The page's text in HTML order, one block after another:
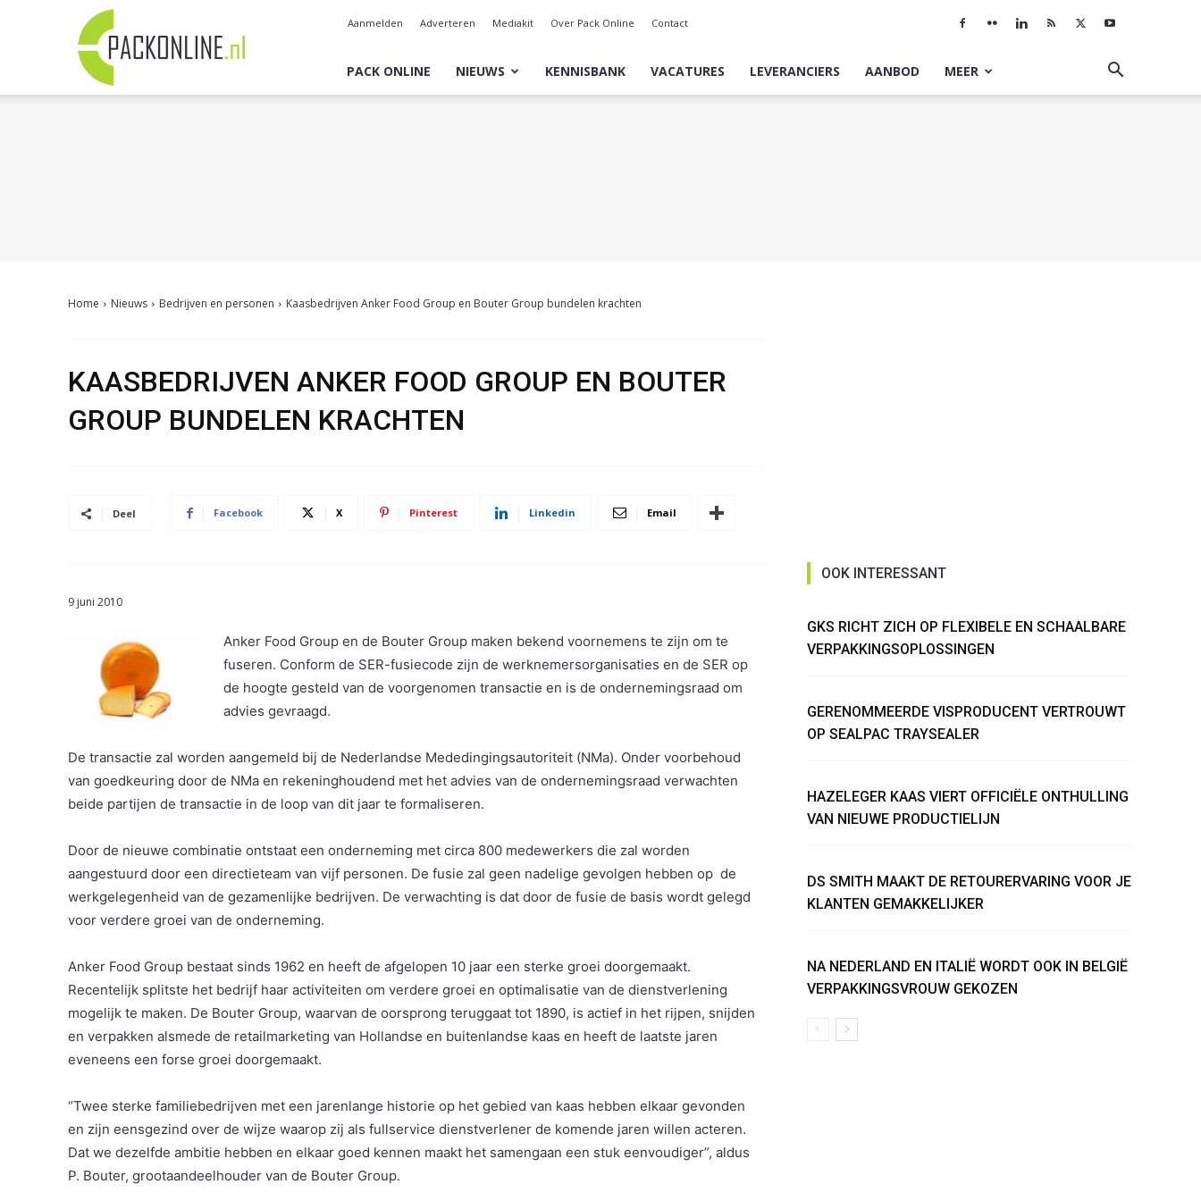
Pack
Online
Aanmelden Adverteren Mediakit Over Pack Online Contact
PACK ONLINE NIEUWS KENNISBANK VACATURES LEVERANCIERS AANBOD MEER
Home Nieuws Bedrijven en personen Kaasbedrijven Anker Food Group en Bouter Group bundelen krachten
KAASBEDRIJVEN ANKER FOOD GROUP EN BOUTER
GROUP BUNDELEN KRACHTEN
Deel Facebook X Pinterest Linkedin Email
9 juni 2010
Anker Food Group en de Bouter Group maken bekend voornemens te zijn om te
fuseren. Conform de SER-fusiecode zijn de werknemersorganisaties en de SER op
de hoogte gesteld van de voorgenomen transactie en is de ondernemingsraad om
advies gevraagd.
De transactie zal worden aangemeld bij de Nederlandse Mededingingsautoriteit (NMa). Onder voorbehoud
van goedkeuring door de NMa en rekeninghoudend met het advies van de ondernemingsraad verwachten
beide partijen de transactie in de loop van dit jaar te formaliseren.
Door de nieuwe combinatie ontstaat een onderneming met circa 800 medewerkers die zal worden
aangestuurd door een directieteam van vijf personen. De fusie zal geen nadelige gevolgen hebben op de
werkgelegenheid van de gezamenlijke bedrijven. De verwachting is dat door de fusie de basis wordt gelegd
voor verdere groei van de onderneming.
Anker Food Group bestaat sinds 1962 en heeft de afgelopen 10 jaar een sterke groei doorgemaakt.
Recentelijk splitste het bedrijf haar activiteiten om verdere groei en optimalisatie van de dienstverlening
mogelijk te maken. De Bouter Group, waarvan de oorsprong teruggaat tot 1890, is actief in het rijpen, snijden
en verpakken alsmede de retailmarketing van Hollandse en buitenlandse kaas en heeft de laatste jaren
eveneens een forse groei doorgemaakt.
“Twee sterke familiebedrijven met een jarenlange historie op het gebied van kaas hebben elkaar gevonden
en zijn eensgezind over de wijze waarop zij als fullservice dienstverlener de komende jaren willen acteren.
Dat we dezelfde ambitie hebben en elkaar goed kennen maakt het samengaan een stuk eenvoudiger”, aldus
P. Bouter, grootaandeelhouder van de Bouter Group.
OOK INTERESSANT
GKS RICHT ZICH OP FLEXIBELE EN SCHAALBARE
VERPAKKINGSOPLOSSINGEN
GERENOMMEERDE VISPRODUCENT VERTROUWT
OP SEALPAC TRAYSEALER
HAZELEGER KAAS VIERT OFFICIËLE ONTHULLING
VAN NIEUWE PRODUCTIELIJN
DS SMITH MAAKT DE RETOURERVARING VOOR JE
KLANTEN GEMAKKELIJKER
NA NEDERLAND EN ITALIË WORDT OOK IN BELGIË
VERPAKKINGSVROUW GEKOZEN